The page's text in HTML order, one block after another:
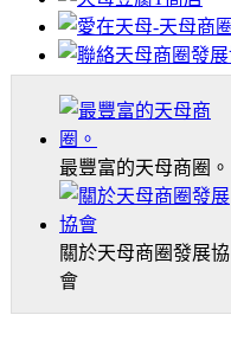
最豐富的天母商圈。
關於天母商圈發展協
會